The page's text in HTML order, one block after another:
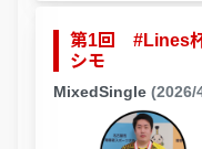
第1回 #Lines
シモ
MixedSingle (2026/